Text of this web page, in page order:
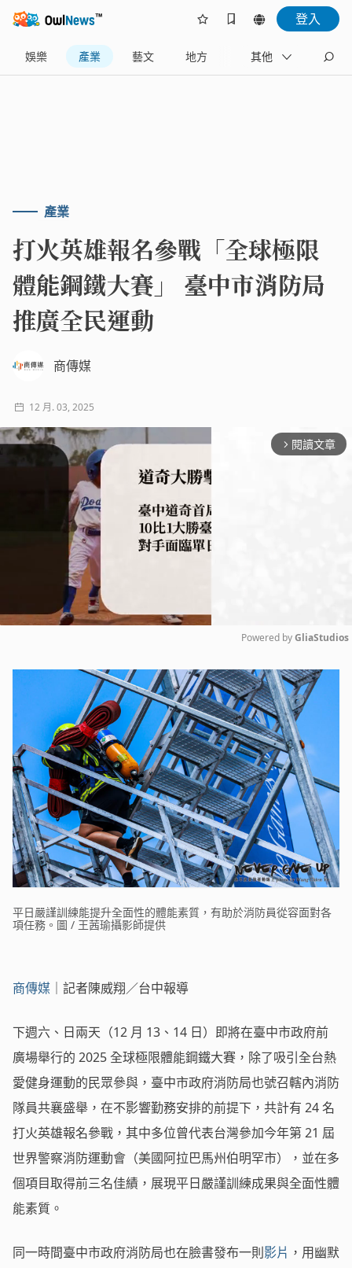
登入
娛樂 產業 藝文 地方 名家
其他
產業
打火英雄報名參戰「全球極限
體能鋼鐵大賽」 臺中市消防局
推廣全民運動
商傳媒
12 月. 03, 2025
arrow_forward_ios 閱讀文章
Mute
Powered by GliaStudios
平日嚴謹訓練能提升全面性的體能素質，有助於消防員從容面對各
項任務。圖 / 王茜瑜攝影師提供
商傳媒 ｜記者陳威翔／台中報導
下週六、日兩天（12 月 13、14 日）即將在臺中市政府前
廣場舉行的 2025 全球極限體能鋼鐵大賽，除了吸引全台熱
愛健身運動的民眾參與，臺中市政府消防局也號召轄內消防
隊員共襄盛舉，在不影響勤務安排的前提下，共計有 24 名
打火英雄報名參戰，其中多位曾代表台灣參加今年第 21 屆
世界警察消防運動會（美國阿拉巴馬州伯明罕市），並在多
個項目取得前三名佳績，展現平日嚴謹訓練成果與全面性體
能素質。
同一時間臺中市政府消防局也在臉書發布一則影片 ，用幽默